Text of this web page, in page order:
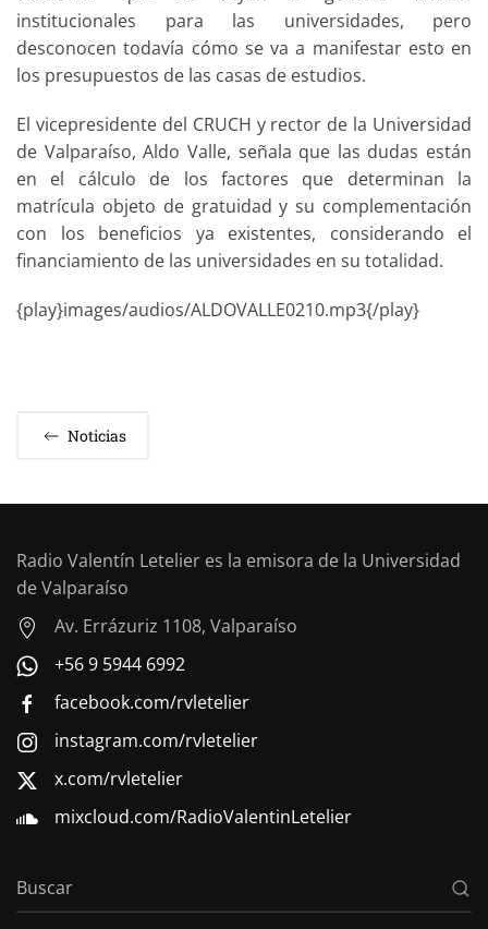
institucionales para las universidades, pero
desconocen todavía cómo se va a manifestar esto en
los presupuestos de las casas de estudios.
El vicepresidente del CRUCH y rector de la Universidad
de Valparaíso, Aldo Valle, señala que las dudas están
en el cálculo de los factores que determinan la
matrícula objeto de gratuidad y su complementación
con los beneficios ya existentes, considerando el
financiamiento de las universidades en su totalidad.
{play}images/audios/ALDOVALLE0210.mp3{/play}
Noticias
Radio Valentín Letelier es la emisora de la Universidad
de Valparaíso
Av. Errázuriz 1108, Valparaíso
+56 9 5944 6992
facebook.com/rvletelier
instagram.com/rvletelier
x.com/rvletelier
mixcloud.com/RadioValentinLetelier